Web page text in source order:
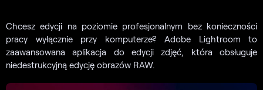
Chcesz edycji na poziomie profesjonalnym bez konieczności
pracy wyłącznie przy komputerze? Adobe Lightroom to
zaawansowana aplikacja do edycji zdjęć, która obsługuje
niedestrukcyjną edycję obrazów RAW.